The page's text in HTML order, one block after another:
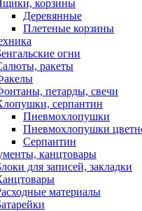
корзины
Деревянные
Плетеные корзины
огни
ракеты
петарды, свечи
серпантин
Пневмохлопушки
Пневмохлопушки
Серпантин
канцтовары
для записей, закладки
материалы